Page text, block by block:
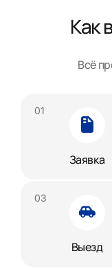
Как
Всё
Заявка
Выезд